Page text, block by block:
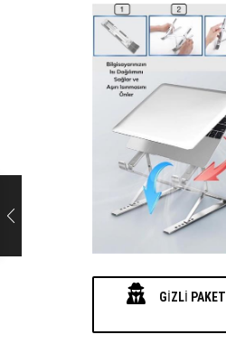
GIZLI PAKET